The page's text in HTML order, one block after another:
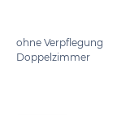
ohne Verpflegung
Doppelzimmer